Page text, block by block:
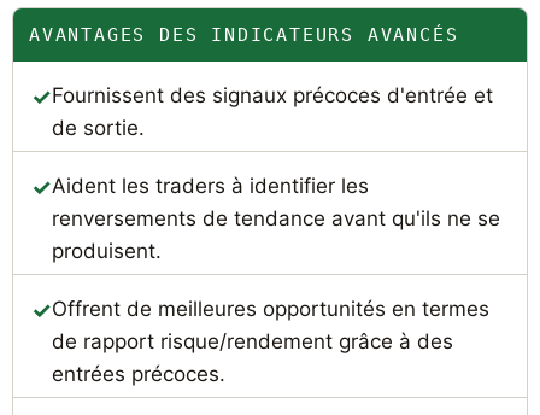
AVANTAGES DES INDICATEURS AVANCÉS
Fournissent des signaux précoces d'entrée et
de sortie.
Aident les traders à identifier les
renversements de tendance avant qu'ils ne se
produisent.
Offrent de meilleures opportunités en termes
de rapport risque/rendement grâce à des
entrées précoces.